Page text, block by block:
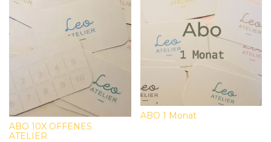
ABO 10X OFFENES
ATELIER
ABO 1 Monat